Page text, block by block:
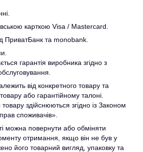
карткою Visa / Mastercard.
ПриватБанк та monobank.
гарантія виробника згідно з
від конкретного товару та
або гарантійному талоні.
здійснюються згідно із Законом
споживачів».
можна повернути або обміняти
отримання, якщо він не був у
його товарний вигляд, упаковку та